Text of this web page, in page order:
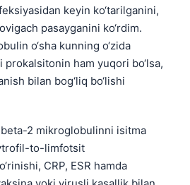
keyin ko‘tarilganini,
pasayganini ko‘rdim.
o‘sha kunning o‘zida
prokalsitonin ham yuqori bo‘lsa,
bilan bog‘liq bo‘lishi
2 mikroglobulinni isitma
to-limfotsit
CRP, ESR hamda